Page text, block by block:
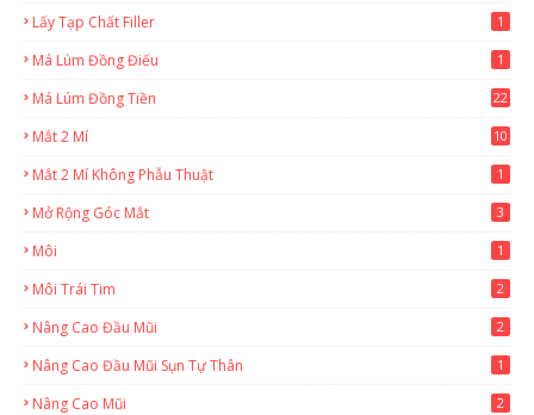
Lấy Tạp Chất Filler 1
Má Lúm Đồng Điếu 1
Má Lúm Đồng Tiền 22
Mắt 2 Mí 10
Mắt 2 Mí Không Phẫu Thuật 1
Mở Rộng Góc Mắt 3
Môi 1
Môi Trái Tim 2
Nâng Cao Đầu Mũi 2
Nâng Cao Đầu Mũi Sụn Tự Thân 1
Nâng Cao Mũi 2